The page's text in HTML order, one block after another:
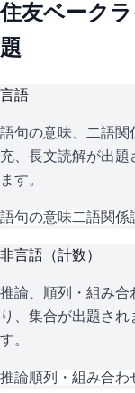
住友ベークラ
題
言語
語句の意味、二語関
充、長文読解が出
ます。
語句の意味二語関係
非言語（計数）
推論、順列・組み合
り、集合が出題さ
す。
推論順列・組み合わ